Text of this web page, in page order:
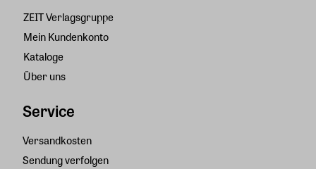
ZEIT Verlagsgruppe
Mein Kundenkonto
Kataloge
Über uns
Service
Versandkosten
Sendung verfolgen